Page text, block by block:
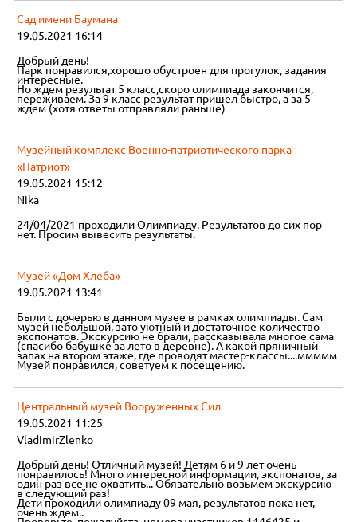
Сад имени Баумана
19.05.2021 16:14
Добрый день!
Парк понравился,хорошо обустроен для прогулок, задания
интересные.
Но ждем результат 5 класс,скоро олимпиада закончится,
переживаем. За 9 класс результат пришел быстро, а за 5
ждем (хотя ответы отправляли раньше)
Музейный комплекс Военно-патриотического парка
«Патриот»
19.05.2021 15:12
Nika
24/04/2021 проходили Олимпиаду. Результатов до сих пор
нет. Просим вывесить результаты.
Музей «Дом Хлеба»
19.05.2021 13:41
Были с дочерью в данном музее в рамках олимпиады. Сам
музей небольшой, зато уютный и достаточное количество
экспонатов. Экскурсию не брали, рассказывала многое сама
(спасибо бабушке за лето в деревне). А какой пряничный
запах на втором этаже, где проводят мастер-классы....ммммм
Музей понравился, советуем к посещению.
Центральный музей Вооруженных Сил
19.05.2021 11:25
VladimirZlenko
Добрый день! Отличный музей! Детям 6 и 9 лет очень
понравилось! Много интересной информации, экспонатов, за
один раз все не охватить... Обязательно возьмем экскурсию
в следующий раз!
Дети проходили олимпиаду 09 мая, результатов пока нет,
очень ждем..